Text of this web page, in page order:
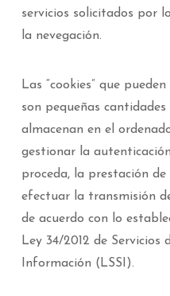
servicios solicitados por
la nevegación.
Las “cookies” que
son pequeñas
almacenan en el
gestionar la
proceda, la prestación
efectuar la transmisión
de acuerdo con lo
Ley 34/2012 de Servicios
Información (LSSI).